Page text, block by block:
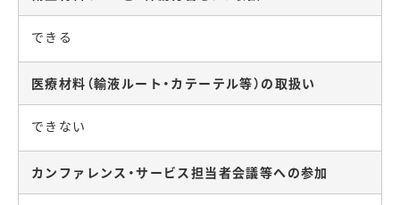
できる
医療材料（輸液ルート・カテーテル等）の取扱い
できない
カンファレンス・サービス担当者会議等への参加